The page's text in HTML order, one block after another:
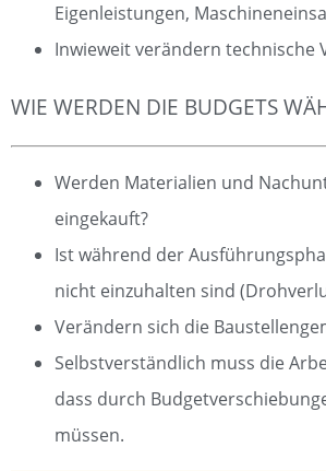
Eigenleistungen,
Inwieweit verändern technische
WIE WERDEN DIE BUDGETS
Werden Materialien und
eingekauft?
Ist während der
nicht einzuhalten sind
Verändern sich die
Selbstverständlich muss die
dass durch
müssen.